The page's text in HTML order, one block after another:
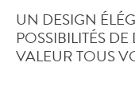
UN DESIGN
POSSIBILITÉS
VALEUR TOUS